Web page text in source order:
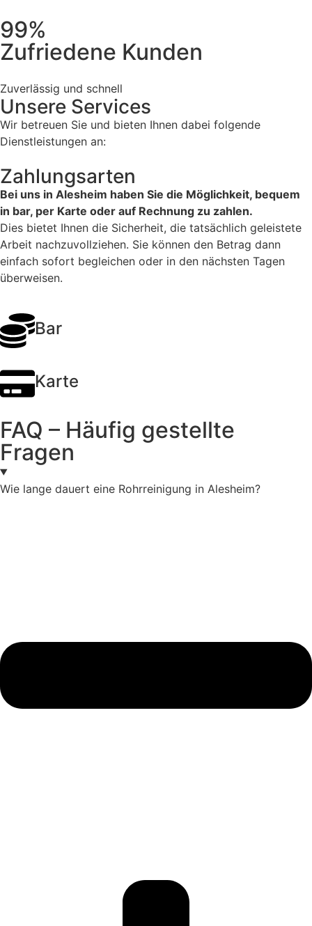
99%
Zufriedene Kunden
Zuverlässig und schnell
Unsere Services
Wir betreuen Sie und bieten Ihnen dabei folgende
Dienstleistungen an:
Zahlungsarten
Bei uns in Alesheim haben Sie die Möglichkeit, bequem
in bar, per Karte oder auf Rechnung zu zahlen.
Dies bietet Ihnen die Sicherheit, die tatsächlich geleistete
Arbeit nachzuvollziehen. Sie können den Betrag dann
einfach sofort begleichen oder in den nächsten Tagen
überweisen.
Bar
Karte
FAQ – Häufig gestellte
Fragen
Wie lange dauert eine Rohrreinigung in Alesheim?